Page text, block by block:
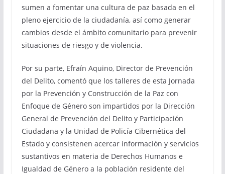
sumen a fomentar una cultura de paz basada en el
pleno ejercicio de la ciudadanía, así como generar
cambios desde el ámbito comunitario para prevenir
situaciones de riesgo y de violencia.
Por su parte, Efraín Aquino, Director de Prevención
del Delito, comentó que los talleres de esta Jornada
por la Prevención y Construcción de la Paz con
Enfoque de Género son impartidos por la Dirección
General de Prevención del Delito y Participación
Ciudadana y la Unidad de Policía Cibernética del
Estado y consistenen acercar información y servicios
sustantivos en materia de Derechos Humanos e
Igualdad de Género a la población residente del